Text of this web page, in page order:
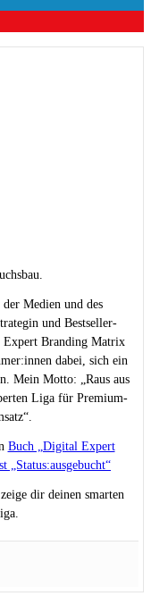
Medien und des
und Bestseller-
Branding Matrix
dabei, sich ein
Mein Motto: „Raus aus
Liga für Premium-
Buch „Digital Expert
„Status:ausgebucht“
dir deinen smarten